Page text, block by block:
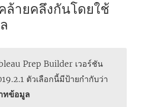
ล้ายคลึงกันโดยใช้
Prep Builder เวอร์ชัน
ตัวเลือกนี้มีป้ายกำกับว่า
ทข้อมูล